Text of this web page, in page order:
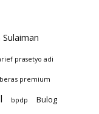
prasetyo adi
beras premium
bpdp Bulog